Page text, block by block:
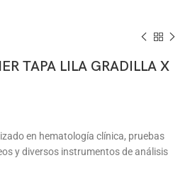
TAPA LILA GRADILLA X
en hematología clínica, pruebas
y diversos instrumentos de análisis